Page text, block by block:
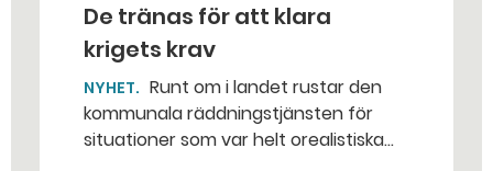
De tränas för att klara
krigets krav
NYHET
kommunala räddningstjänsten för
situationer som var helt orealistiska